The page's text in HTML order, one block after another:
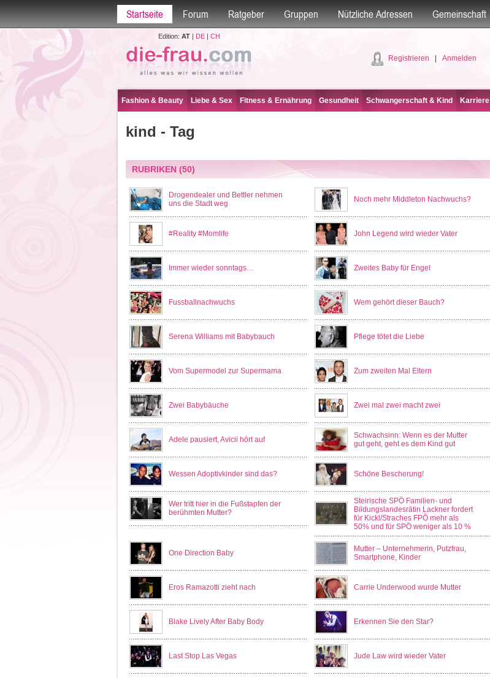
Startseite Forum Ratgeber Gruppen Nützliche Adressen Gemeinschaft
Edition: AT| DE| CH
Registrieren Anmelden
Fashion & Beauty Liebe & Sex Fitness & Ernährung Gesundheit Schwangerschaft & Kind Karriere
kind - Tag
RUBRIKEN(50)
Drogendealer und Bettler nehmen
uns die Stadt weg
Noch mehr Middleton Nachwuchs?
#Reality #Momlife John Legend wird wieder Vater
Immer wieder sonntags… Zweites Baby für Engel
Fussballnachwuchs Wem gehört dieser Bauch?
Serena Williams mit Babybauch Pflege tötet die Liebe
Vom Supermodel zur Supermama Zum zweiten Mal Eltern
Zwei Babybäuche Zwei mal zwei macht zwei
Adele pausiert, Avicii hört auf
Schwachsinn: Wenn es der Mutter
gut geht, geht es dem Kind gut
Wessen Adoptivkinder sind das? Schöne Bescherung!
Wer tritt hier in die Fußstapfen der
berühmten Mutter?
Steirische SPÖ Familien- und
Bildungslandesrätin Lackner fordert
für Kickl/Straches FPÖ mehr als
50% und für SPÖ weniger als 10 %
One Direction Baby
Mutter – Unternehmerin, Putzfrau,
Smartphone, Kinder
Eros Ramazotti zieht nach Carrie Underwood wurde Mutter
Blake Lively After Baby Body Erkennen Sie den Star?
Last Stop Las Vegas Jude Law wird wieder Vater